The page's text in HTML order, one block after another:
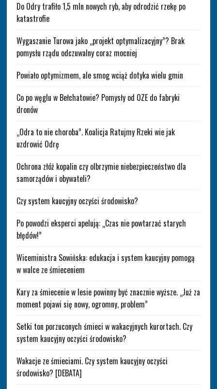
Do Odry trafiło 1,5 mln nowych ryb, aby odrodzić rzekę po
katastrofie
Wygaszanie Turowa jako „projekt optymalizacyjny”? Brak
pomysłu rządu odczuwalny coraz mocniej
Powiało optymizmem, ale smog wciąż dotyka wielu gmin
Co po węglu w Bełchatowie? Pomysły od OZE do fabryki
dronów
„Odra to nie choroba”. Koalicja Ratujmy Rzeki wie jak
uzdrowić Odrę
Ochrona złóż kopalin czy olbrzymie niebezpieczeństwo dla
samorządów i obywateli?
Czy system kaucyjny oczyści środowisko?
Po powodzi eksperci apelują: „Czas nie powtarzać starych
błędów!”
Wiceministra Sowińska: edukacja i system kaucyjny pomogą
w walce ze śmieceniem
Kary za śmiecenie w lesie powinny być znacznie wyższe. „Już za
moment pojawi się nowy, ogromny, problem”
Setki ton porzuconych śmieci w wakacyjnych kurortach. Czy
system kaucyjny oczyści środowisko?
Wakacje ze śmieciami. Czy system kaucyjny oczyści
środowisko? [DEBATA]